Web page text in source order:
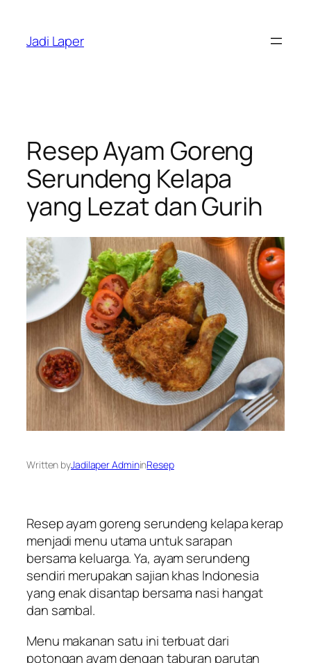
content
Jadi Laper
Resep Ayam Goreng
Serundeng Kelapa
yang Lezat dan Gurih
Written byJadilaper AdmininResep
Resep ayam goreng serundeng kelapa kerap
menjadi menu utama untuk sarapan
bersama keluarga. Ya, ayam serundeng
sendiri merupakan sajian khas Indonesia
yang enak disantap bersama nasi hangat
dan sambal.
Menu makanan satu ini terbuat dari
potongan ayam dengan taburan parutan